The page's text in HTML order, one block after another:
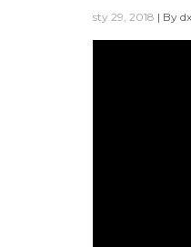
sty 29, 2018 | By